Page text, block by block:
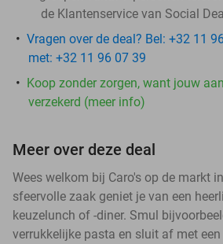
de Klantenservice van Social
Vragen over de deal? Bel: +32 11
met: +32 11 96 07 39
Koop zonder zorgen, want jouw
verzekerd (meer info)
Meer over deze deal
Wees welkom bij Caro's op de markt
sfeervolle zaak geniet je van een
keuzelunch of -diner. Smul
verrukkelijke pasta en sluit af met